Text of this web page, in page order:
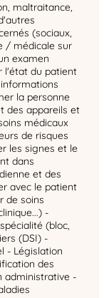
maltraitance,
(sociaux,
/ médicale sur
examen
l'état du patient
la personne
des appareils et
médicaux
de risques
les signes et le
dans
et des
avec le patient
de soins
-
(bloc,
(DSI) -
- Législation
des
administrative -